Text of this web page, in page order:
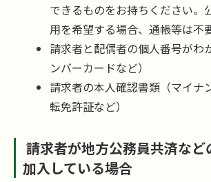
できるものをお持ちください。
用を希望する場合、通帳等は不
請求者と配偶者の個人番号がわ
ンバーカードなど）
請求者の本人確認書類（マイナ
転免許証など）
請求者が地方公務員共済など
加入している場合